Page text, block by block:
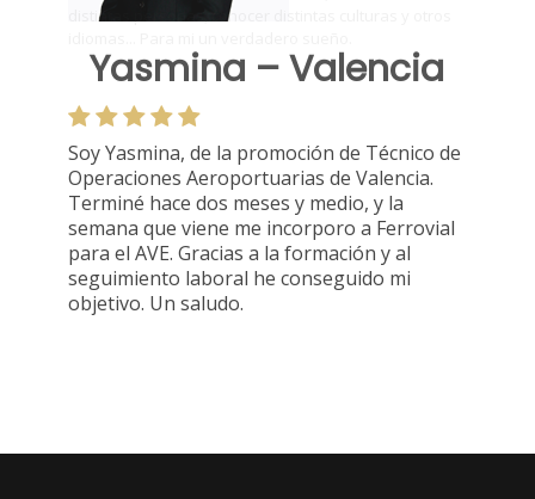
Yasmina – Valencia
Soy Yasmina, de la promoción de Técnico de
Operaciones Aeroportuarias de Valencia.
Terminé hace dos meses y medio, y la
semana que viene me incorporo a Ferrovial
para el AVE. Gracias a la formación y al
seguimiento laboral he conseguido mi
objetivo. Un saludo.